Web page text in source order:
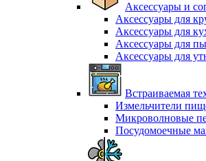
Аксессуары и
Аксессуары для
Аксессуары для
Аксессуары для
Аксессуары для
Встраиваемая
Измельчители
Микроволновые
Посудомоечные